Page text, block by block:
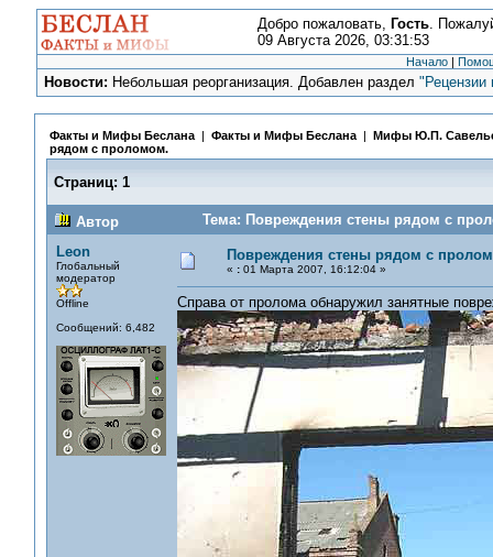
Добро пожаловать, Гость.
09 Августа 2026, 03:31:53
Начало |
Новости: Небольшая реорганизация. Добавлен раздел"Рецензии
Факты и Мифы Беслана | Факты и Мифы Беслана | Мифы Ю.П.
рядом с проломом.
Страниц: 1
Автор
Тема: Повреждения стены рядом с
Leon
Глобальный
модератор
Offline
Сообщений: 6,482
Повреждения стены рядом с
« : 01 Марта 2007, 16:12:04 »
Справа от пролома обнаружил занятные